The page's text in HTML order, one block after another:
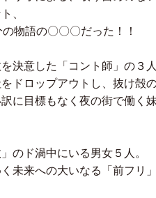
、
物語の〇〇〇だった！！
決意した「コント師」の３
ドロップアウトし、抜け殻
に目標もなく夜の街で働く妹
のド渦中にいる男女５人。
未来への大いなる「前フリ